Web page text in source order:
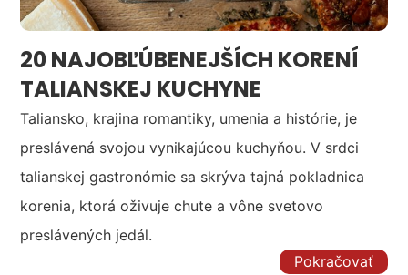
20 NAJOBĽÚBENEJŠÍCH KORENÍ
TALIANSKEJ KUCHYNE
Taliansko, krajina romantiky, umenia a histórie, je
preslávená svojou vynikajúcou kuchyňou. V srdci
talianskej gastronómie sa skrýva tajná pokladnica
korenia, ktorá oživuje chute a vône svetovo
preslávených jedál.
Pokračovať